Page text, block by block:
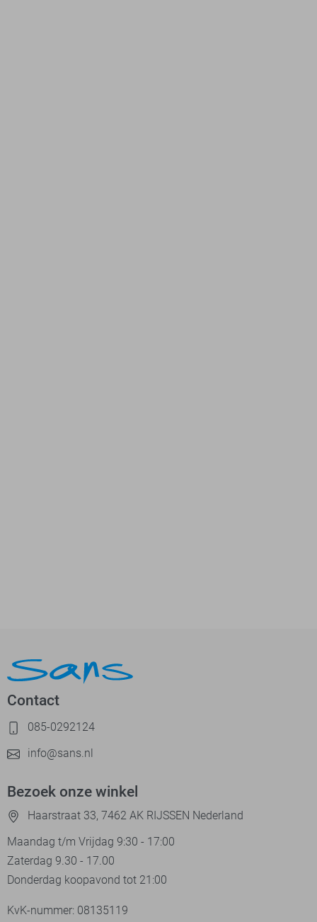
Contact
085-0292124
info@sans.nl
Bezoek onze winkel
Haarstraat 33, 7462 AK RIJSSEN Nederland
Maandag t/m Vrijdag 9:30 - 17:00
Zaterdag 9.30 - 17.00
Donderdag koopavond tot 21:00
KvK-nummer: 08135119